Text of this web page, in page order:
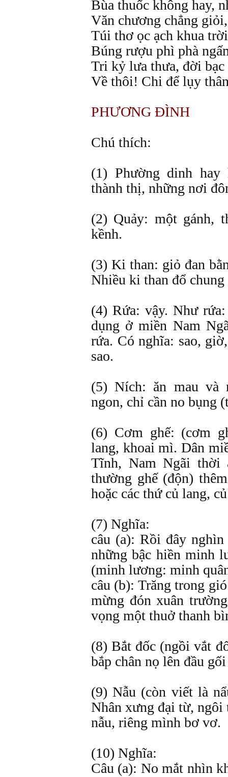
Bùa thuốc không hay,
Văn chương chẳng
Túi thơ ọc ạch khua
Búng rượu phì phà
Tri kỷ lưa thưa, đời bạc
Về thôi! Chi để lụy
PHƯƠNG ĐÌNH
Chú thích:
(1) Phường dinh
thành thị, những nơi
(2) Quảy: một gánh,
kềnh.
(3) Ki than: giỏ đan
Nhiều ki than đổ
(4) Rứa: vậy. Như
dụng ở miền Nam
rứa. Có nghĩa: sao,
sao.
(5) Ních: ăn mau và
ngon, chỉ cần no bụng
(6) Cơm ghế: (cơm
lang, khoai mì. Dân
Tĩnh, Nam Ngãi thời
thường ghế (độn)
hoặc các thứ củ lang,
(7) Nghĩa:
câu (a): Rồi đây
những bậc hiền minh
(minh lương: minh
câu (b): Trăng trong
mừng đón xuân
vọng một thuở thanh
(8) Bắt đốc (ngồi vắt
bắp chân nọ lên đầu
(9) Nẫu (còn viết là
Nhân xưng đại từ, ngôi
nẫu, riêng mình bơ vơ.
(10) Nghĩa:
Câu (a): No mắt nhìn